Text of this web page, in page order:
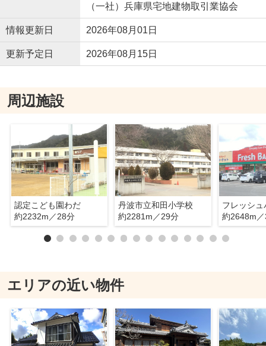
（一社）兵庫県宅地建物取引業協会
情報更新日 2026年08月01日
更新予定日 2026年08月15日
周辺施設
認定こども園わだ
約2232m／28分
丹波市立和田小学校
約2281m／29分
約2648m
エリアの近い物件